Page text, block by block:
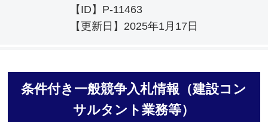
【ID】 P-11463
【更新日】 2025年1月17日
条件付き一般競争入札情報（建設コン
サルタント業務等）